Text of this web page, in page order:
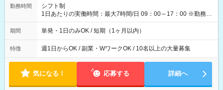
間】試用期間なし
勤務時間
シフト制
1日あたりの実働時間：最大7時間/日 09：00～17：00 ※勤務時
間は 試験により異なります。
期間 単発・1日のみOK / 短期（1ヶ月以内）
特徴 週1日からOK / 副業・WワークOK / 10名以上の大量募集
気になる！ 応募する 詳細へ